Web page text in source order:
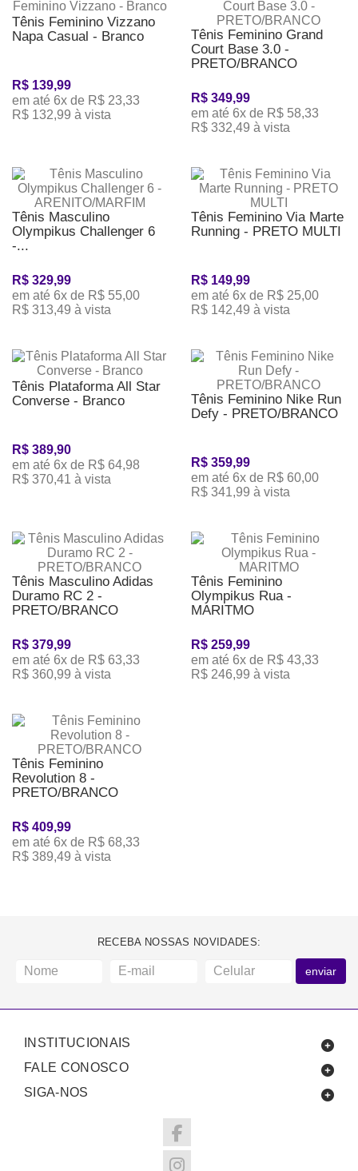
Tênis Feminino Vizzano
Napa Casual - Branco
R$ 139,99
em até 6x de R$ 23,33
R$ 132,99 à vista
Tênis Feminino Grand
Court Base 3.0 -
PRETO/BRANCO
R$ 349,99
em até 6x de R$ 58,33
R$ 332,49 à vista
Tênis Masculino
Olympikus Challenger 6
-...
R$ 329,99
em até 6x de R$ 55,00
R$ 313,49 à vista
Tênis Feminino Via Marte
Running - PRETO MULTI
R$ 149,99
em até 6x de R$ 25,00
R$ 142,49 à vista
Tênis Plataforma All Star
Converse - Branco
R$ 389,90
em até 6x de R$ 64,98
R$ 370,41 à vista
Tênis Feminino Nike Run
Defy - PRETO/BRANCO
R$ 359,99
em até 6x de R$ 60,00
R$ 341,99 à vista
Tênis Masculino Adidas
Duramo RC 2 -
PRETO/BRANCO
R$ 379,99
em até 6x de R$ 63,33
R$ 360,99 à vista
Tênis Feminino
Olympikus Rua -
MARITMO
R$ 259,99
em até 6x de R$ 43,33
R$ 246,99 à vista
Tênis Feminino
Revolution 8 -
PRETO/BRANCO
R$ 409,99
em até 6x de R$ 68,33
R$ 389,49 à vista
RECEBA NOSSAS NOVIDADES:
enviar
INSTITUCIONAIS
FALE CONOSCO
SIGA-NOS